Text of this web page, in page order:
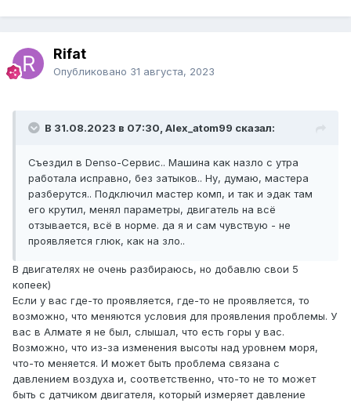
Rifat
Опубликовано 31 августа, 2023
В 31.08.2023 в 07:30, Alex_atom99 сказал:
Съездил в Denso-Сервис.. Машина как назло с утра
работала исправно, без затыков.. Ну, думаю, мастера
разберутся.. Подключил мастер комп, и так и эдак там
его крутил, менял параметры, двигатель на всё
отзывается, всё в норме. да я и сам чувствую - не
проявляется глюк, как на зло..
В двигателях не очень разбираюсь, но добавлю свои 5
копеек)
Если у вас где-то проявляется, где-то не проявляется, то
возможно, что меняются условия для проявления проблемы. У
вас в Алмате я не был, слышал, что есть горы у вас.
Возможно, что из-за изменения высоты над уровнем моря,
что-то меняется. И может быть проблема связана с
давлением воздуха и, соответственно, что-то не то может
быть с датчиком двигателя, который измеряет давление